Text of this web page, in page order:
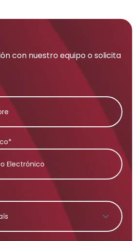
con nuestro equipo o solicita